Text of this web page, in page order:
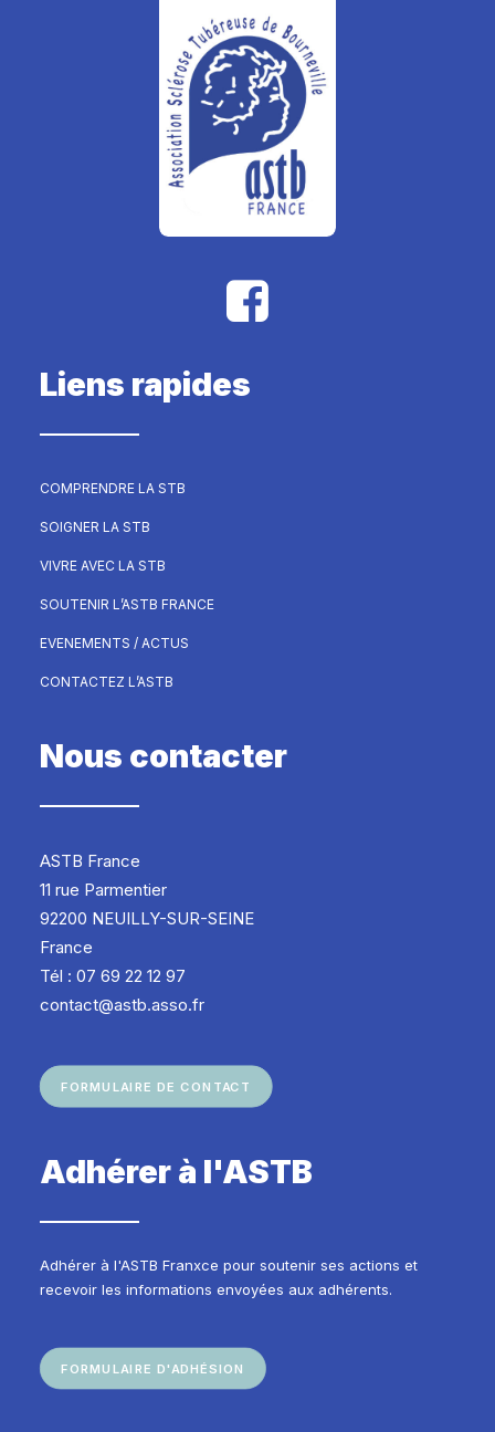
Liens rapides
COMPRENDRE LA STB
SOIGNER LA STB
VIVRE AVEC LA STB
SOUTENIR L’ASTB FRANCE
EVENEMENTS / ACTUS
CONTACTEZ L’ASTB
Nous contacter
ASTB France
11 rue Parmentier
92200 NEUILLY-SUR-SEINE
France
Tél : 07 69 22 12 97
contact@astb.asso.fr
FORMULAIRE DE CONTACT
Adhérer à l'ASTB
Adhérer à l'ASTB Franxce pour soutenir ses actions et
recevoir les informations envoyées aux adhérents.
FORMULAIRE D'ADHÉSION